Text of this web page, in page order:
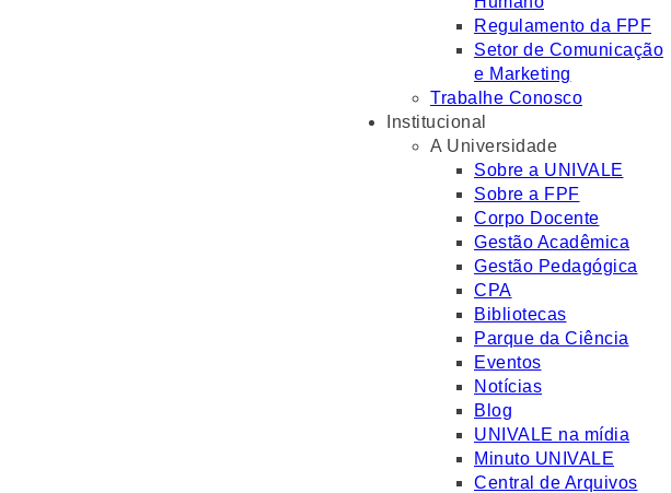
Regulamento da FPF
Setor de Comunicação
e Marketing
Trabalhe Conosco
Institucional
A Universidade
Sobre a UNIVALE
Sobre a FPF
Corpo Docente
Gestão Acadêmica
Gestão Pedagógica
CPA
Bibliotecas
Parque da Ciência
Eventos
Notícias
Blog
UNIVALE na mídia
Minuto UNIVALE
Central de Arquivos